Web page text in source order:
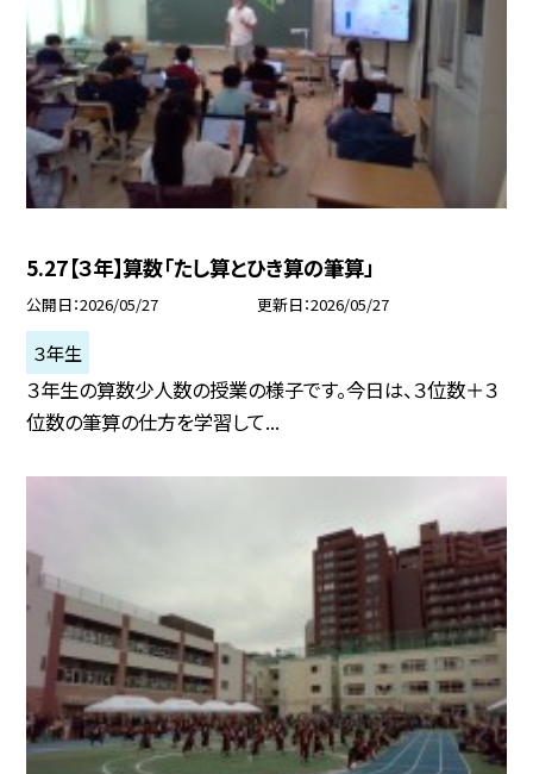
5.27【３年】算数「たし算とひき算の筆算」
公開日 2026/05/27 更新日 2026/05/27
３年生
３年生の算数少人数の授業の様子です。今日は、３位数＋３
位数の筆算の仕方を学習して...